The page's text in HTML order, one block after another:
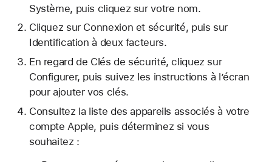
Système, puis cliquez sur votre nom.
Cliquez sur Connexion et sécurité, puis sur
Identification à deux facteurs.
En regard de Clés de sécurité, cliquez sur
Configurer, puis suivez les instructions à l’écran
pour ajouter vos clés.
Consultez la liste des appareils associés à votre
compte Apple, puis déterminez si vous
souhaitez :